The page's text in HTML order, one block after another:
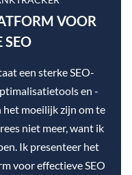
VOOR
SEO
een sterke SEO-
en -
het moeilijk zijn om te
niet meer, want ik
Ik presenteer het
voor effectieve SEO